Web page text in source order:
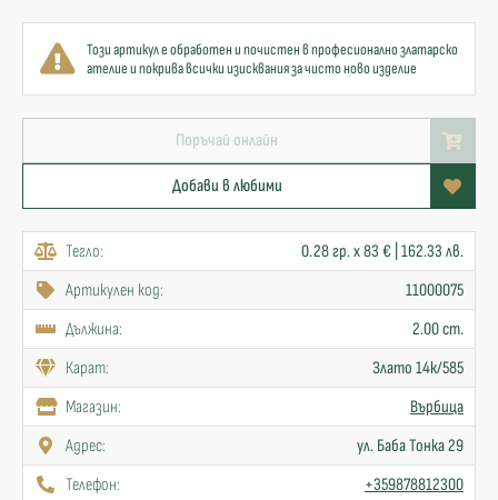
Този артикул е обработен и почистен в професионално златарско
ателие и покрива всички изисквания за чисто ново изделие
Поръчай онлайн
Добави в любими
Тегло:
0.28 гр. x 83 € | 162.33 лв.
Артикулен код:
11000075
Дължина:
2.00 cm.
Карат:
Злато 14к/585
Mагазин:
Върбица
Адрес:
ул. Баба Тонка 29
Телефон:
+359878812300